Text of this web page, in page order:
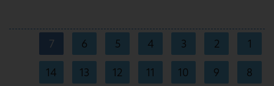
1
2
3
4
5
6
7
8
9
10
11
12
13
14